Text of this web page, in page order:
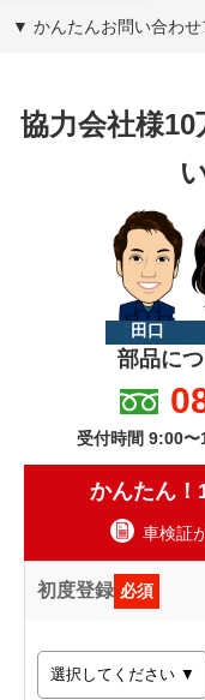
▼ かんたんお問い合わせ
協力会社様
田口
部品に
受付時間 9:00〜
かんたん！
車検証
初度登録 必須